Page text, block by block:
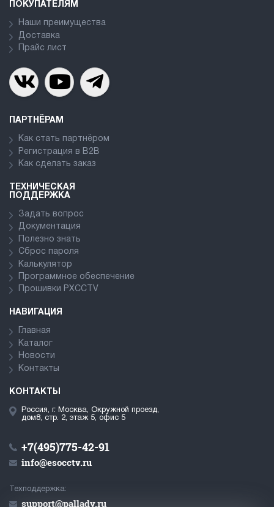
ПОКУПАТЕЛЯМ
Наши преимущества
Доставка
Прайс лист
ПАРТНЁРАМ
Как стать партнёром
Регистрация в В2В
Как сделать заказ
ТЕХНИЧЕСКАЯ
ПОДДЕРЖКА
Задать вопрос
Документация
Полезно знать
Сброс пароля
Калькулятор
Программное обеспечение
Прошивки PXCCTV
НАВИГАЦИЯ
Главная
Каталог
Новости
Контакты
КОНТАКТЫ
Россия, г. Москва, Окружной проезд,
дом8, стр. 2, этаж 5, офис 5
+7(495)775-42-91
info@esocctv.ru
Техподдержка:
support@pallady.ru